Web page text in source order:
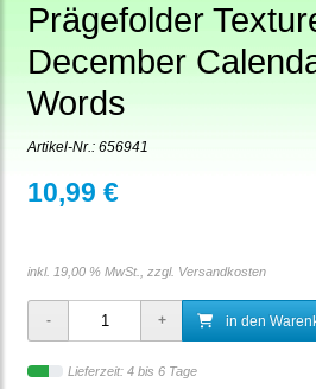
Prägefolder
December
Words
Artikel-Nr.: 656941
10,99 €
inkl. 19,00 % MwSt., zzgl. Versandkosten
in den
Lieferzeit: 4 bis 6 Tage